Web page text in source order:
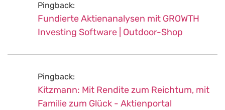
Pingback:
Fundierte Aktienanalysen mit GROWTH
Investing Software | Outdoor-Shop
Pingback:
Kitzmann: Mit Rendite zum Reichtum, mit
Familie zum Glück - Aktienportal